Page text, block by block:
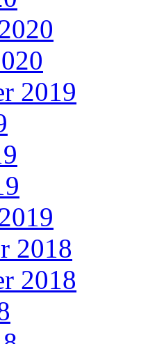
2019
2018
2018